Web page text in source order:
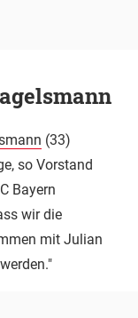
(33)
so Vorstand
Bayern
wir die
mit Julian